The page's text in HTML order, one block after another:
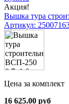
Акция!
Вышка тура
Артикул:
Цена за комплект
16 625.00 руб